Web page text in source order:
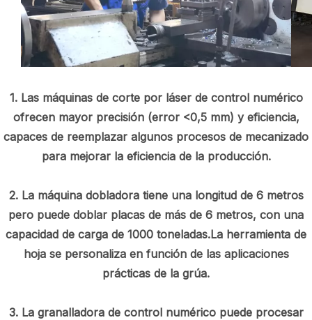
1. Las máquinas de corte por láser de control numérico
ofrecen mayor precisión (error <0,5 mm) y eficiencia,
capaces de reemplazar algunos procesos de mecanizado
para mejorar la eficiencia de la producción.
2. La máquina dobladora tiene una longitud de 6 metros
pero puede doblar placas de más de 6 metros, con una
capacidad de carga de 1000 toneladas.La herramienta de
hoja se personaliza en función de las aplicaciones
prácticas de la grúa.
3. La granalladora de control numérico puede procesar